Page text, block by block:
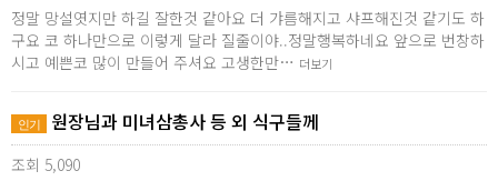
정말 망설엿지만 하길 잘한것 같아요 더 갸름해지고 샤프해진것 같기도 하
구요 코 하나만으로 이렇게 달라 질줄이야..정말행복하네요 앞으로 번창하
시고 예쁜코 많이 만들어 주셔요 고생한만… 더보기
인기 원장님과 미녀삼총사 등 외 식구들께
조회 5,090